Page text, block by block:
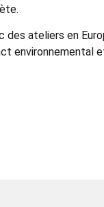
des ateliers en
environnemental